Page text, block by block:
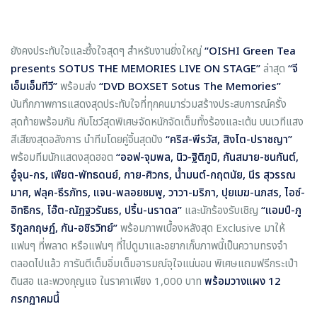
ยังคงประทับใจและซึ้งใจสุดๆ สำหรับงานยิ่งใหญ่“OISHI Green Tea
presents SOTUS THE MEMORIES LIVE ON STAGE”ล่าสุด “จี
เอ็มเอ็มทีวี”พร้อมส่ง “DVD BOXSET Sotus The Memories”
บันทึกภาพการแสดงสุดประทับใจที่ทุกคนมาร่วมสร้างประสบการณ์ครั้ง
สุดท้ายพร้อมกัน กับโชว์สุดพิเศษจัดหนักจัดเต็มทั้งร้องและเต้น บนเวทีแสง
สีเสียงสุดอลังการ นำทีมโดยคู่จิ้นสุดปัง “คริส-พีรวัส, สิงโต-ปราชญา”
พร้อมทีมนักแสดงสุดฮอต “ออฟ-จุมพล, นิว-ฐิติภูมิ, กันสมาย-ชนกันต์,
อู๋จุน-กร, เฟียต-พัทธดนย์, กาย-ศิวกร, น้ำมนต์-กฤตนัย, นีร สุวรรณ
มาศ, ฟลุค-ธีรภัทร, แจน-พลอยชมพู, วาวา-มริภา, ปุยเมฆ-นภสร, ไอซ์-
อิทธิกร, โอ๊ต-ณัฏฐวรันธร, ปริ้น-นราดล” และนักร้องรับเชิญ “แอมป์-ภู
ริกูลกฤษฏ์, กัน-อชิรวิทย์”พร้อมภาพเบื้องหลังสุด Exclusive มาให้
แฟนๆ ที่พลาด หรือแฟนๆ ที่ไปดูมาและอยากเก็บภาพนี้เป็นความทรงจำ
ตลอดไปแล้ว การันตีเต็มอิ่มเต็มอารมณ์จุใจแน่นอน พิเศษแถมฟรีกระเป๋า
ดินสอ และพวงกุญแจ ในราคาเพียง 1,000 บาท พร้อมวางแผง 12
กรกฏาคมนี้